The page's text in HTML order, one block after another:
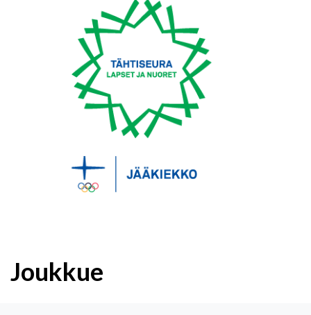
Joukkue